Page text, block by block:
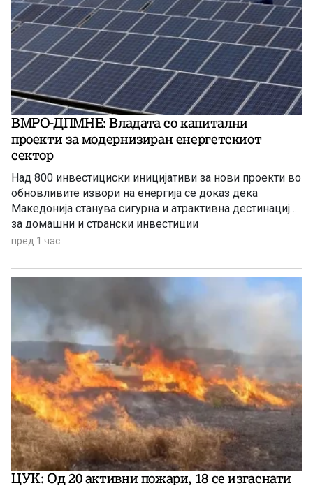
ВМРО-ДПМНЕ: Владата со капитални
проекти за модернизиран енергетскиот
сектор
Над 800 инвестициски иницијативи за нови проекти во
обновливите извори на енергија се доказ дека
Македонија станува сигурна и атрактивна дестинација
за домашни и странски инвестиции
пред 1 час
ЦУК: Од 20 активни пожари, 18 се изгаснати